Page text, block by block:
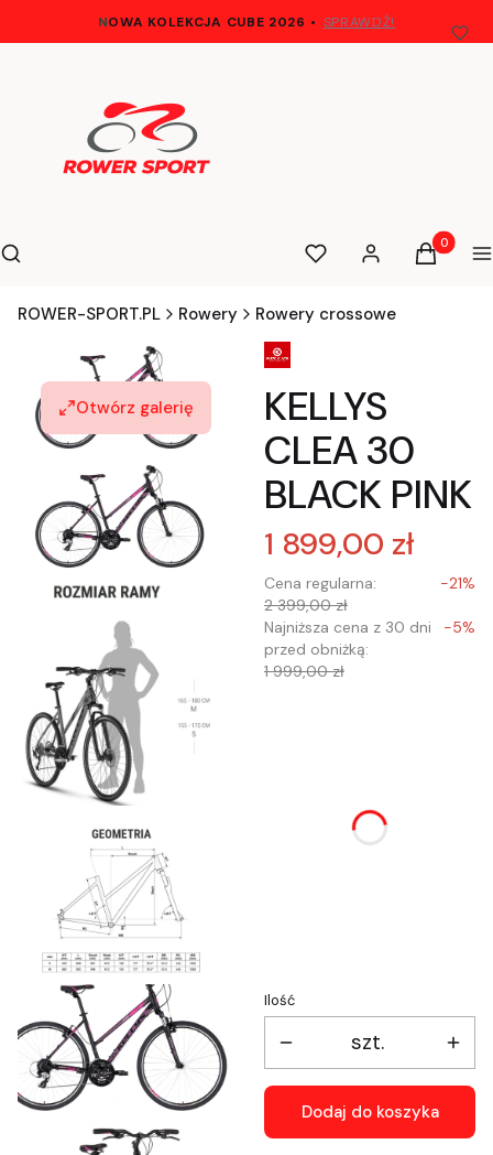
NOWA KOLEKCJA CUBE 2026 • SPRAWDŹ!
Otwórz wyszukiwarkę
Szukaj UlubioneZaloguj sięProdukty
Koszyk
ROWER-SPORT.PL Rowery Rowery crossowe
Otwórz galerię
KELLYS
CLEA 30
BLACK PINK
1 899,00 zł
Cena regularna:
2 399,00 zł
-21%
Najniższa cena z 30 dni
przed obniżką:
1 999,00 zł
-5%
mogą różnić się ceną
Ilość
szt.
Dodaj do koszyka